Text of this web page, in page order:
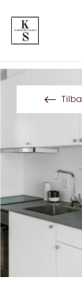
Spring til indhold